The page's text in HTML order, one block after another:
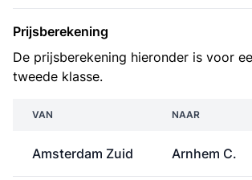
Prijsberekening
De prijsberekening hieronder is voor
tweede klasse.
VAN NAAR
Amsterdam Zuid Arnhem C.